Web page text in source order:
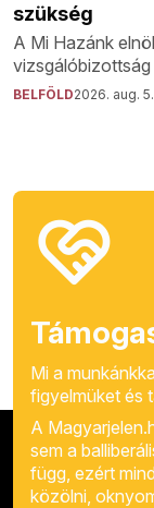
szükség
A Mi Hazánk
vizsgálóbizottság
BELFÖLD2026. aug.
Mi a
figyelmüket és
A
sem a
függ, ezért
közölni,